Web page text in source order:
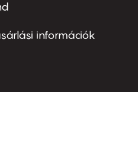
információk